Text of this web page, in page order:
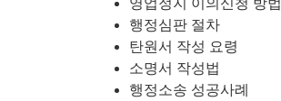
행정심판 절차
탄원서 작성 요령
소명서 작성법
행정소송 성공사례